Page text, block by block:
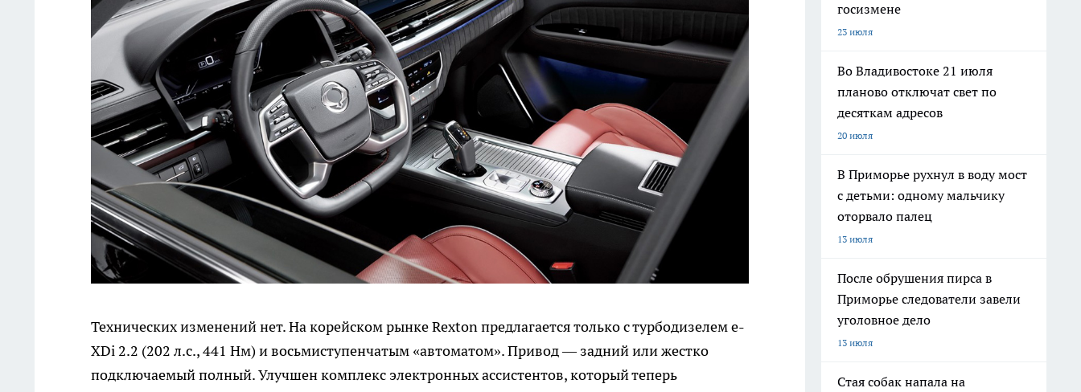
Технических изменений нет. На корейском рынке Rexton предлагается только с турбодизелем e-
XDi 2.2 (202 л.с., 441 Нм) и восьмиступенчатым «автоматом». Привод — задний или жестко
подключаемый полный. Улучшен комплекс электронных ассистентов, который теперь
госизмене
23 июля
Во Владивостоке 21 июля
планово отключат свет по
десяткам адресов
20 июля
В Приморье рухнул в воду мост
с детьми: одному мальчику
оторвало палец
13 июля
После обрушения пирса в
Приморье следователи завели
уголовное дело
13 июля
Стая собак напала на